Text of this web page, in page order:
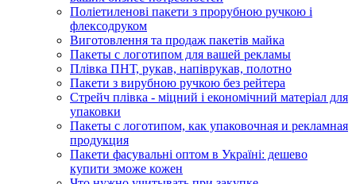
Поліетиленові пакети з прорубною ручкою і
флексодруком
Виготовлення та продаж пакетів майка
Пакеты с логотипом для вашей рекламы
Плівка ПНТ, рукав, напіврукав, полотно
Пакети з вирубною ручкою без рейтера
Стрейч плівка - міцний і економічний матеріал для
упаковки
Пакеты с логотипом, как упаковочная и рекламная
продукция
Пакети фасувальні оптом в Україні: дешево
купити зможе кожен